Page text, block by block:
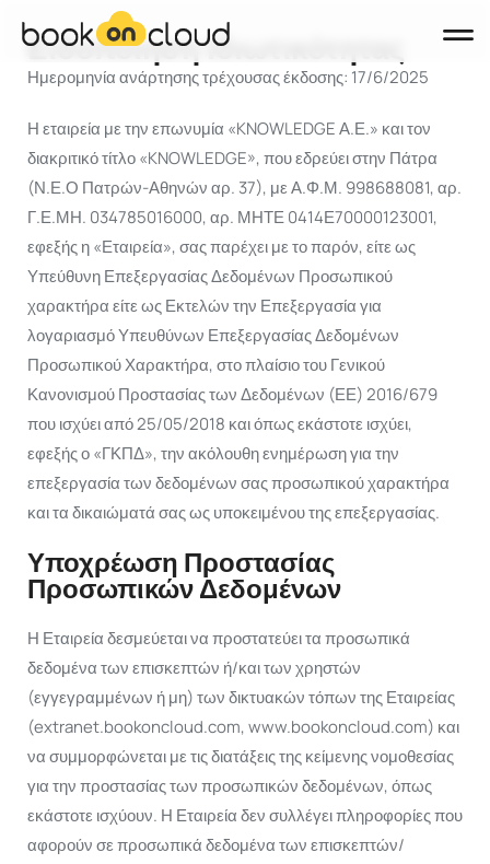
Προϊόντα
Booking Engine
Channel Manager
Property Management System (PMS)
Websites
Σχετικά με εμάς
Blog
Επικοινωνία
English
Ελληνικά
Ειδοποίηση Ιδιωτικότητας
Ημερομηνία ανάρτησης τρέχουσας έκδοσης: 17/6/2025
Η εταιρεία με την επωνυμία «KNOWLEDGE Α.Ε.» και τον
διακριτικό τίτλο «KNOWLEDGE», που εδρεύει στην Πάτρα
(Ν.Ε.Ο Πατρών-Αθηνών αρ. 37), με Α.Φ.Μ. 998688081, αρ.
Γ.Ε.ΜΗ. 034785016000, αρ. ΜΗΤΕ 0414Ε70000123001,
εφεξής η «Εταιρεία», σας παρέχει με το παρόν, είτε ως
Υπεύθυνη Επεξεργασίας Δεδομένων Προσωπικού
χαρακτήρα είτε ως Εκτελών την Επεξεργασία για
λογαριασμό Υπευθύνων Επεξεργασίας Δεδομένων
Προσωπικού Χαρακτήρα, στο πλαίσιο του Γενικού
Κανονισμού Προστασίας των Δεδομένων (ΕΕ) 2016/679
που ισχύει από 25/05/2018 και όπως εκάστοτε ισχύει,
εφεξής ο «ΓΚΠΔ», την ακόλουθη ενημέρωση για την
επεξεργασία των δεδομένων σας προσωπικού χαρακτήρα
και τα δικαιώματά σας ως υποκειμένου της επεξεργασίας.
Υποχρέωση Προστασίας
Προσωπικών Δεδομένων
Η Εταιρεία δεσμεύεται να προστατεύει τα προσωπικά
δεδομένα των επισκεπτών ή/και των χρηστών
(εγγεγραμμένων ή μη) των δικτυακών τόπων της Εταιρείας
(extranet.bookoncloud.com, www.bookoncloud.com) και
να συμμορφώνεται με τις διατάξεις της κείμενης νομοθεσίας
για την προστασίας των προσωπικών δεδομένων, όπως
εκάστοτε ισχύουν. Η Εταιρεία δεν συλλέγει πληροφορίες που
αφορούν σε προσωπικά δεδομένα των επισκεπτών/